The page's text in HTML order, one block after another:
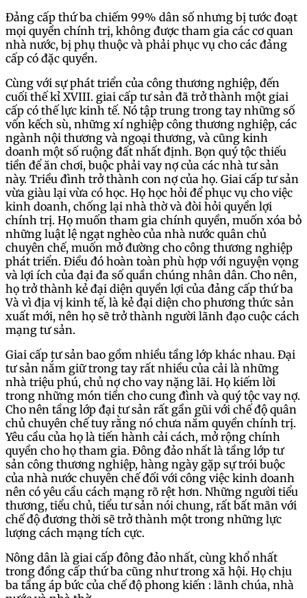
Đảng cấp thứ ba chiếm 99% dân số nhưng bị tước đoạt
mọi quyền chính trị, không được tham gia các cơ quan
nhà nước, bị phụ thuộc và phải phục vụ cho các đảng
cấp có đặc quyền.
Cùng với sự phát triển của công thương nghiệp, đến
cuối thế kỉ XVIII. giai cấp tư sản đã trở thành một giai
cấp có thế lực kinh tế. Nó tập trung trong tay những số
vốn kếch sù, những xí nghiệp công thương nghiệp, các
ngành nội thương và ngoại thương, và cũng kinh
doanh một số ruộng đất nhất định. Bọn quý tộc thiếu
tiền để ăn chơi, buộc phải vay nợ của các nhà tư sản
này. Triều đình trở thành con nợ của họ. Giai cấp tư sản
vừa giàu lại vừa có học. Họ học hỏi để phục vụ cho việc
kinh doanh, chống lại nhà thờ và đòi hỏi quyền lợi
chính trị. Họ muốn tham gia chính quyền, muốn xóa bỏ
những luật lệ ngạt nghèo của nhà nước quân chủ
chuyên chế, muốn mở đường cho công thương nghiệp
phát triển. Điều đó hoàn toàn phù hợp với nguyện vọng
và lợi ích của đại đa số quần chúng nhân dân. Cho nên,
họ trở thành kẻ đại diện quyền lợi của đảng cấp thứ ba
Và vì địa vị kinh tế, là kẻ đại diện cho phương thức sản
xuất mới, nên họ sẽ trở thành người lãnh đạo cuộc cách
mạng tư sản.
Giai cấp tư sản bao gồm nhiều tầng lớp khác nhau. Đại
tư sản nắm giữ trong tay rất nhiều của cải là những
nhà triệu phú, chủ nợ cho vay nặng lãi. Họ kiếm lời
trong những món tiền cho cung đình và quý tộc vay nợ.
Cho nên tầng lớp đại tư sản rất gần gũi với chế độ quân
chủ chuyên chế tuy rằng nó chưa nắm quyền chính trị.
Yêu cầu của họ là tiến hành cải cách, mở rộng chính
quyền cho họ tham gia. Đông đảo nhất là tầng lớp tư
sản công thương nghiệp, hàng ngày gặp sự trói buộc
của nhà nước chuyên chế đối với công việc kinh doanh
nên có yêu cầu cách mạng rõ rệt hơn. Những người tiểu
thương, tiểu chủ, tiểu tư sản nói chung, rất bất mãn với
chế độ đương thời sẽ trở thành một trong những lực
lượng cách mạng tích cực.
Nông dân là giai cấp đông đảo nhất, cùng khổ nhất
trong đồng cấp thứ ba cũng như trong xã hội. Họ chịu
ba tầng áp bức của chế độ phong kiến : lãnh chúa, nhà